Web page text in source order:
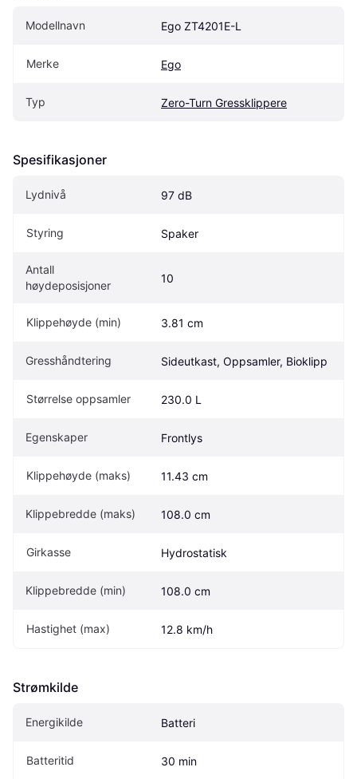
Modellnavn Ego ZT4201E-L
Merke Ego
Typ Zero-Turn Gressklippere
Spesifikasjoner
Lydnivå 97 dB
Styring Spaker
Antall
høydeposisjoner
10
Klippehøyde (min) 3.81 cm
Gresshåndtering Sideutkast, Oppsamler, Bioklipp
Størrelse oppsamler 230.0 L
Egenskaper Frontlys
Klippehøyde (maks) 11.43 cm
Klippebredde (maks) 108.0 cm
Girkasse Hydrostatisk
Klippebredde (min) 108.0 cm
Hastighet (max) 12.8 km/h
Strømkilde
Energikilde Batteri
Batteritid 30 min